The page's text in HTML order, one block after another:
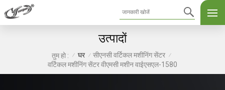
उत्पादों
तुम हो : / घर / सीएनसी वर्टिकल मशीनिंग सेंटर /
वर्टिकल मशीनिंग सेंटर वीएमसी मशीन वाईएसएल-1580